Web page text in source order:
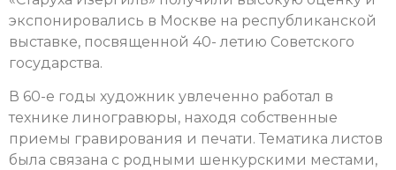
экспонировались в Москве на республиканской
выставке, посвященной 40- летию Советского
государства.
В 60-е годы художник увлеченно работал в
технике линогравюры, находя собственные
приемы гравирования и печати. Тематика листов
была связана с родными шенкурскими местами,